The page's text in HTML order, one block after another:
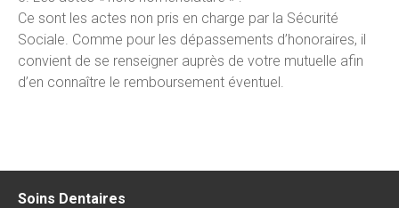
Ce sont les actes non pris en charge par la Sécurité
Sociale. Comme pour les dépassements d’honoraires, il
convient de se renseigner auprès de votre mutuelle afin
d’en connaître le remboursement éventuel.
Soins Dentaires